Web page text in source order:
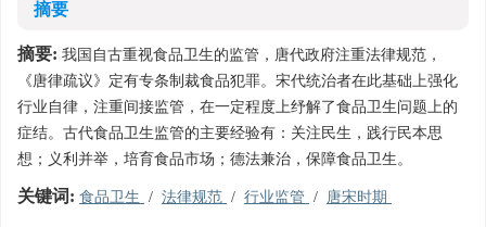
摘要
摘要: 我国自古重视食品卫生的监管，唐代政府注重法律规范，
《唐律疏议》定有专条制裁食品犯罪。宋代统治者在此基础上强化
行业自律，注重间接监管，在一定程度上纾解了食品卫生问题上的
症结。古代食品卫生监管的主要经验有：关注民生，践行民本思
想；义利并举，培育食品市场；德法兼治，保障食品卫生。
关键词: 食品卫生 / 法律规范 / 行业监管 / 唐宋时期